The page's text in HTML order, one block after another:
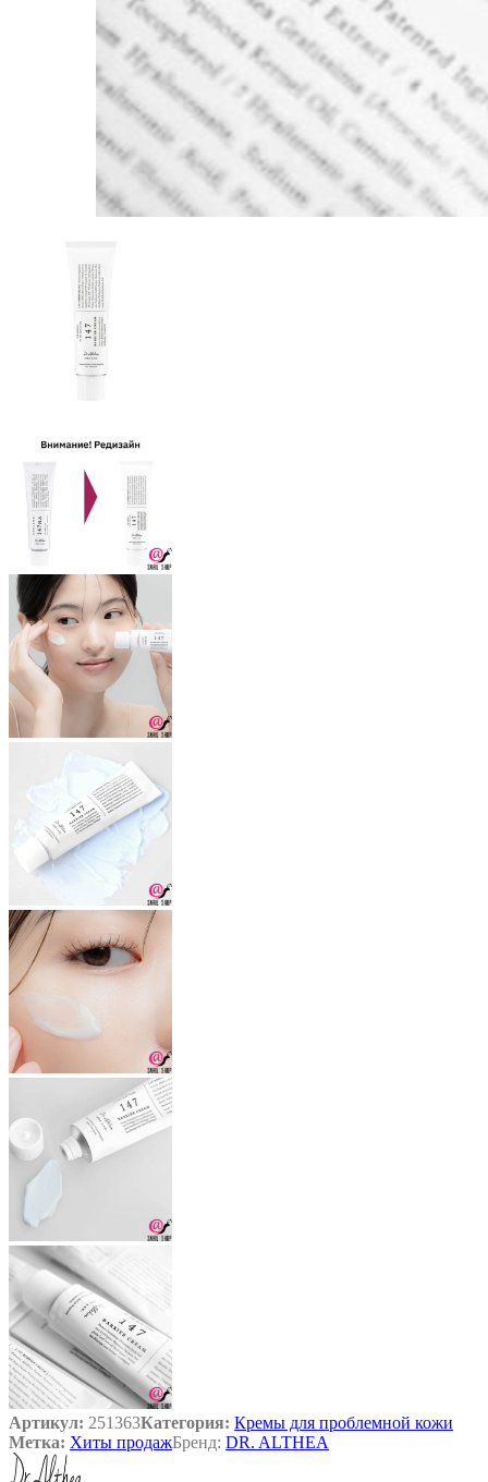
Артикул: 251363Категория: Кремы для проблемной кожи
Метка: Хиты продажБренд: DR. ALTHEA